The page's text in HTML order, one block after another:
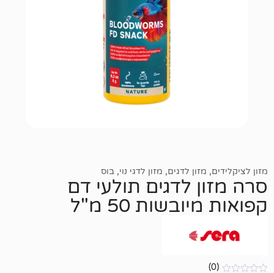
מזון לדגים,מזון לדגי נוי,בוס
לדגים תולעי דם
50 מ"ל